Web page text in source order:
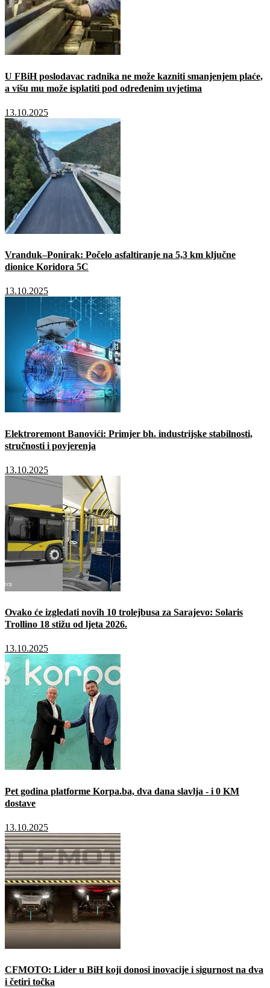
U FBiH poslodavac radnika ne može kazniti smanjenjem plaće,
a višu mu može isplatiti pod određenim uvjetima
13.10.2025
Vranduk–Ponirak: Počelo asfaltiranje na 5,3 km ključne
dionice Koridora 5C
13.10.2025
Elektroremont Banovići: Primjer bh. industrijske stabilnosti,
stručnosti i povjerenja
13.10.2025
Ovako će izgledati novih 10 trolejbusa za Sarajevo: Solaris
Trollino 18 stižu od ljeta 2026.
13.10.2025
Pet godina platforme Korpa.ba, dva dana slavlja - i 0 KM
dostave
13.10.2025
CFMOTO: Lider u BiH koji donosi inovacije i sigurnost na dva
i četiri točka